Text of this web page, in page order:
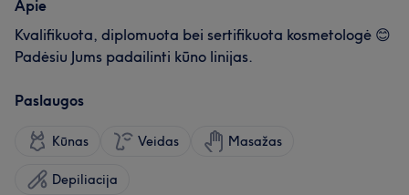
Apie
Kvalifikuota, diplomuota bei sertifikuota kosmetologė 😊
Padėsiu Jums padailinti kūno linijas.
Paslaugos
Kūnas Veidas Masažas
Depiliacija